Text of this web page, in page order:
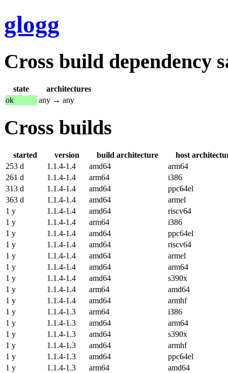
glogg
Cross build dependency
state
architectures
ok
any → any
Cross builds
started version build architecture
host
253 d
1.1.4-1.4 amd64
arm64
261 d
1.1.4-1.4 arm64
i386
313 d
1.1.4-1.4 amd64
ppc64el
363 d
1.1.4-1.4 amd64
armel
1 y
1.1.4-1.4 amd64
riscv64
1 y
1.1.4-1.4 arm64
i386
1 y
1.1.4-1.4 amd64
ppc64el
1 y
1.1.4-1.4 amd64
riscv64
1 y
1.1.4-1.4 amd64
armel
1 y
1.1.4-1.4 amd64
arm64
1 y
1.1.4-1.4 amd64
s390x
1 y
1.1.4-1.4 arm64
amd64
1 y
1.1.4-1.4 amd64
armhf
1 y
1.1.4-1.3 arm64
i386
1 y
1.1.4-1.3 amd64
arm64
1 y
1.1.4-1.3 amd64
s390x
1 y
1.1.4-1.3 amd64
armhf
1 y
1.1.4-1.3 amd64
ppc64el
1 y
1.1.4-1.3 arm64
amd64